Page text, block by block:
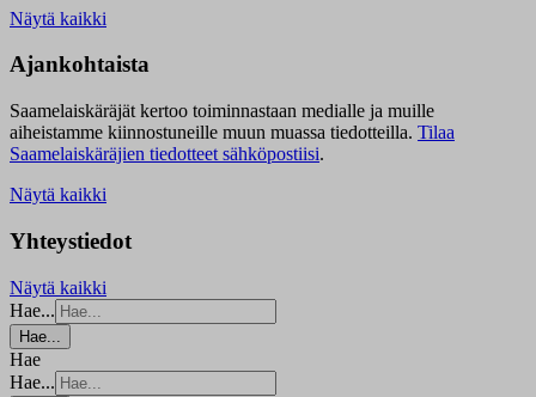
Näytä kaikki
Ajankohtaista
Saamelaiskäräjät kertoo toiminnastaan medialle ja muille
aiheistamme kiinnostuneille muun muassa tiedotteilla. Tilaa
Saamelaiskäräjien tiedotteet sähköpostiisi.
Näytä kaikki
Yhteystiedot
Näytä kaikki
Hae...
Hae...
Hae
Hae...